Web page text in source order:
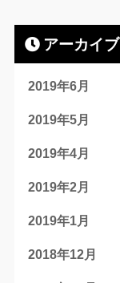
アーカイブ
2019年6月
2019年5月
2019年4月
2019年2月
2019年1月
2018年12月